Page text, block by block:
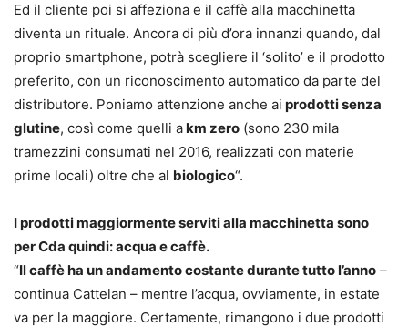
Ed il cliente poi si affeziona e il caffè alla macchinetta
diventa un rituale. Ancora di più d’ora innanzi quando, dal
proprio smartphone, potrà scegliere il ‘solito’ e il prodotto
preferito, con un riconoscimento automatico da parte del
distributore. Poniamo attenzione anche ai prodotti senza
glutine, così come quelli akm zero (sono 230 mila
tramezzini consumati nel 2016, realizzati con materie
prime locali) oltre che al biologico“.
I prodotti maggiormente serviti alla macchinetta sono
per Cda quindi: acqua e caffè.
“Il caffè ha un andamento costante durante tutto l’anno –
continua Cattelan – mentre l’acqua, ovviamente, in estate
va per la maggiore. Certamente, rimangono i due prodotti